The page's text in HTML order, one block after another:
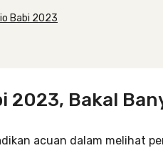
Babi 2023
2023, Bakal
acuan dalam melihat